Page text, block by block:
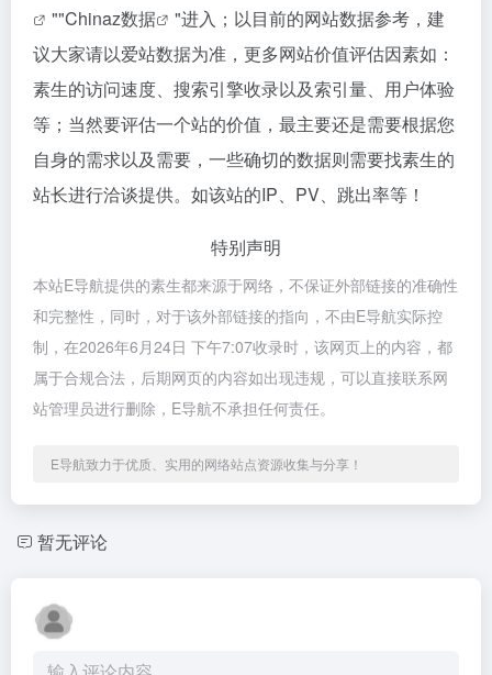
""Chinaz数据
"进入；以目前的网站数据参考，建
议大家请以爱站数据为准，更多网站价值评估因素如：
素生的访问速度、搜索引擎收录以及索引量、用户体验
等；当然要评估一个站的价值，最主要还是需要根据您
自身的需求以及需要，一些确切的数据则需要找素生的
站长进行洽谈提供。如该站的IP、PV、跳出率等！
特别声明
本站E导航提供的素生都来源于网络，不保证外部链接的准确性
和完整性，同时，对于该外部链接的指向，不由E导航实际控
制，在2026年6月24日 下午7:07收录时，该网页上的内容，都
属于合规合法，后期网页的内容如出现违规，可以直接联系网
站管理员进行删除，E导航不承担任何责任。
E导航致力于优质、实用的网络站点资源收集与分享！
暂无评论